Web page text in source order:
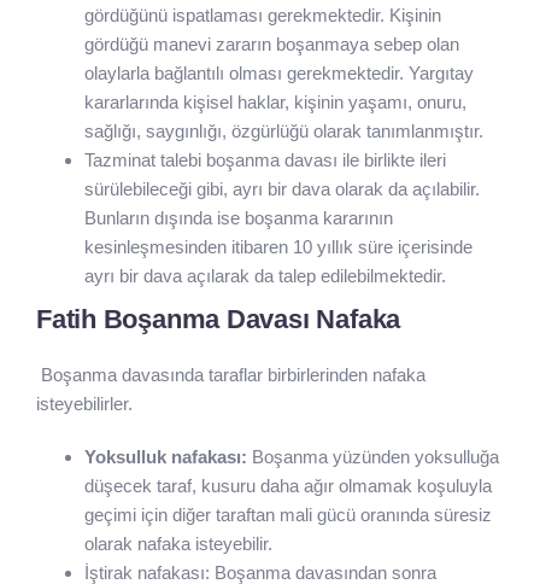
gördüğünü ispatlaması gerekmektedir. Kişinin
gördüğü manevi zararın boşanmaya sebep olan
olaylarla bağlantılı olması gerekmektedir. Yargıtay
kararlarında kişisel haklar, kişinin yaşamı, onuru,
sağlığı, saygınlığı, özgürlüğü olarak tanımlanmıştır.
Tazminat talebi boşanma davası ile birlikte ileri
sürülebileceği gibi, ayrı bir dava olarak da açılabilir.
Bunların dışında ise boşanma kararının
kesinleşmesinden itibaren 10 yıllık süre içerisinde
ayrı bir dava açılarak da talep edilebilmektedir.
Fatih Boşanma Davası Nafaka
Boşanma davasında taraflar birbirlerinden nafaka
isteyebilirler.
Yoksulluk nafakası: Boşanma yüzünden yoksulluğa
düşecek taraf, kusuru daha ağır olmamak koşuluyla
geçimi için diğer taraftan mali gücü oranında süresiz
olarak nafaka isteyebilir.
İştirak nafakası: Boşanma davasından sonra